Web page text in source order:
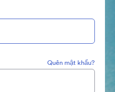
Quên mật khẩu?